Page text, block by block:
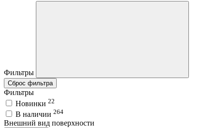
Фильтры
Сброс фильтра
Фильтры
Новинки 22
В наличии 264
Внешний вид поверхности